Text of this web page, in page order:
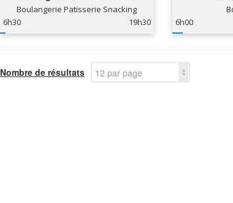
Boulangerie Patisserie Snacking
6h30
19h30
6h00
Nombre de résultats 12 par page